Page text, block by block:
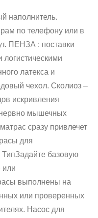
наполнитель.
по телефону или в
ПЕНЗА : поставки
латекса и
чехол. Сколиоз –
искривления
нервно мышечных
сразу привлечет
для
базовую
или
выполнены на
или проверенных
Насос для